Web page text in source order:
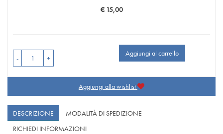
Prezzo
€ 15,00
- +
Aggiungi al carrello
Aggiungi alla wishlist
DESCRIZIONE
MODALITÀ DI SPEDIZIONE
RICHIEDI INFORMAZIONI